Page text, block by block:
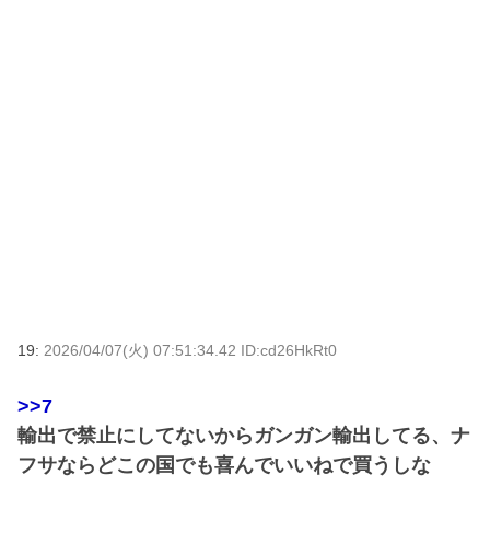
19: 2026/04/07(火) 07:51:34.42 ID:cd26HkRt0
>>7
輸出で禁止にしてないからガンガン輸出してる、ナ
フサならどこの国でも喜んでいいねで買うしな